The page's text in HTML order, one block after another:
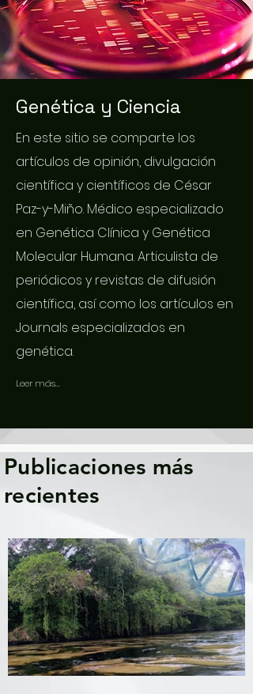
Genética y Ciencia
En este sitio se comparte los
artículos de opinión, divulgación
científica y científicos de César
Paz-y-Miño. Médico especializado
en Genética Clínica y Genética
Molecular Humana. Articulista de
periódicos y revistas de difusión
científica, así como los artículos en
Journals especializados en
genética.
Leer más...
Publicaciones más
recientes